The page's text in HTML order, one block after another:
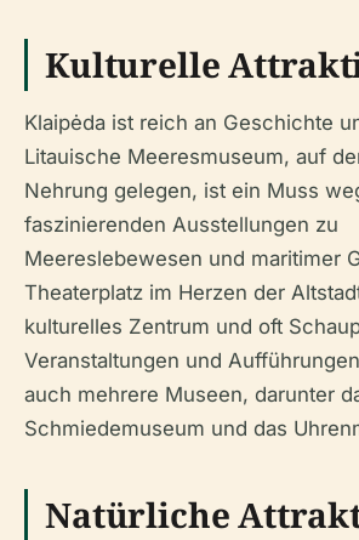
Kulturelle
Klaipėda ist reich an Geschichte
Litauische Meeresmuseum, auf
Nehrung gelegen, ist ein Muss
faszinierenden Ausstellungen zu
Meereslebewesen und maritimer
Theaterplatz im Herzen der
kulturelles Zentrum und oft
Veranstaltungen und
auch mehrere Museen, darunter
Schmiedemuseum und das
Natürliche